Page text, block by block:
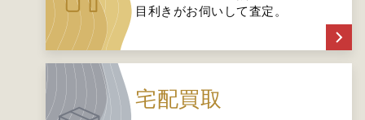
目利きがお伺いして査定。
宅配買取